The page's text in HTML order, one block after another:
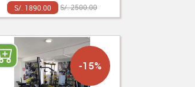
S/. 1890.00 S/. 2500.00
-15%